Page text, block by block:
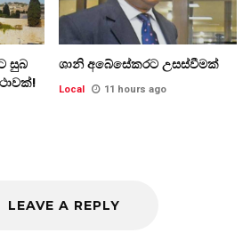
සුබ
ශානි අබේසේකරට උසස්වීමක්
Local 11 hours ago
LEAVE A REPLY